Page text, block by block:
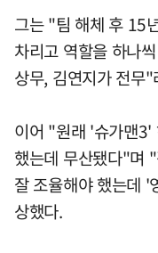
그는 "팀 해체 후 15
차리고 역할을 하나
상무, 김연지가 전무
이어 "원래 '슈가맨3'
했는데 무산됐다"며
잘 조율해야 했는데 '
상했다.